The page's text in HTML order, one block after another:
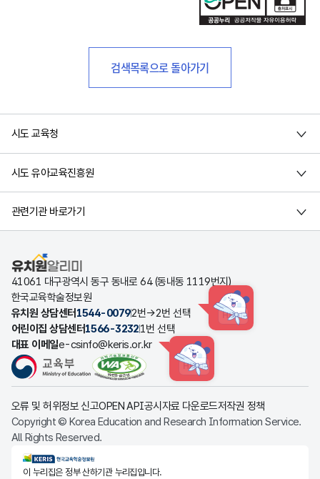
검색목록으로 돌아가기
시도 교육청
시도 유아교육진흥원
관련기관 바로가기
유치원알리미
41061 대구광역시 동구 동내로 64 (동내동 1119번지)
한국교육학술정보원
유치원 상담센터 1544-00792번→2번 선택 HINT
어린이집 상담센터1566-32321번 선택
대표 이메일e-csinfo@keris.or.kr
HINT
오류 및 허위정보 신고OPEN API공시자료 다운로드저작권 정책
Copyright © Korea Education and Research Information Service.
All Rights Reserved.
KERIS한국교육학술정보원
이 누리집은 정부 산하기관 누리집입니다.